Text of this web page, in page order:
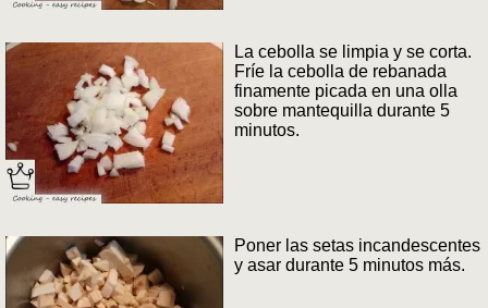
La cebolla se limpia y se corta.
Fríe la cebolla de rebanada
finamente picada en una olla
sobre mantequilla durante 5
minutos.
Poner las setas incandescentes
y asar durante 5 minutos más.